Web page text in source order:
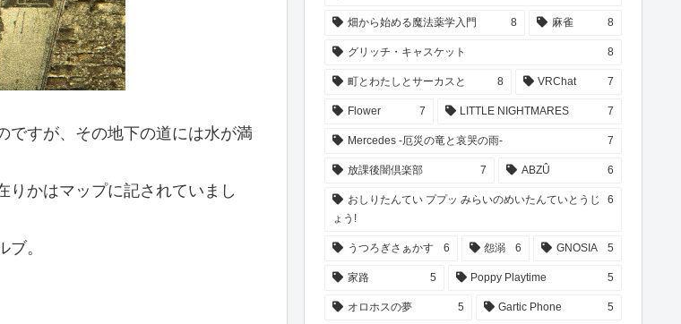
すが、その地下の道には水が満
かはマップに記されていまし
。
畑から始める魔法薬学入門 8 麻雀 8
グリッチ・キャスケット 8
町とわたしとサーカスと 8 VRChat 7
Flower 7 LITTLE NIGHTMARES 7
Mercedes -厄災の竜と哀哭の雨- 7
放課後闇倶楽部 7 ABZÛ 6
おしりたんてい ププッ みらいのめいたんていとうじ
ょう!
6
うつろぎさぁかす 6 怨溺 6 GNOSIA 5
家路 5 Poppy Playtime 5
オロホスの夢 5 Gartic Phone 5